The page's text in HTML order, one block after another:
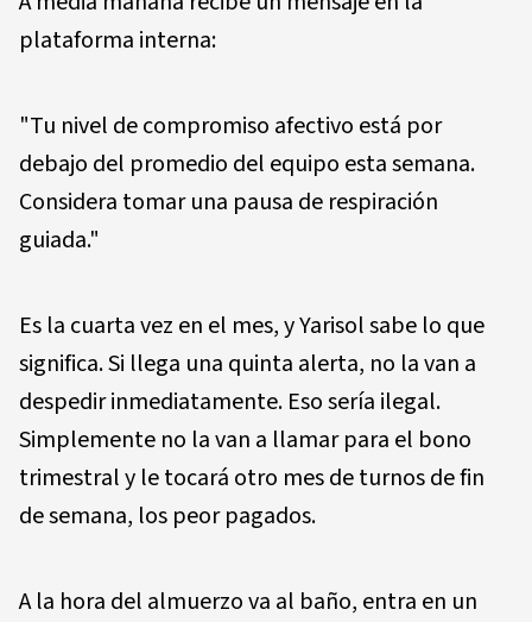
plataforma interna:
"Tu nivel de compromiso afectivo está por
debajo del promedio del equipo esta semana.
Considera tomar una pausa de respiración
guiada."
Es la cuarta vez en el mes, y Yarisol sabe lo que
significa. Si llega una quinta alerta, no la van a
despedir inmediatamente. Eso sería ilegal.
Simplemente no la van a llamar para el bono
trimestral y le tocará otro mes de turnos de fin
de semana, los peor pagados.
A la hora del almuerzo va al baño, entra en un